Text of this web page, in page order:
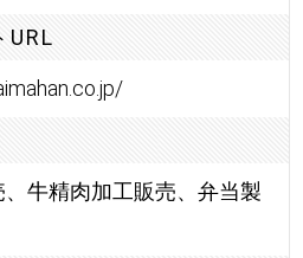
URL
牛精肉加工販売、弁当製